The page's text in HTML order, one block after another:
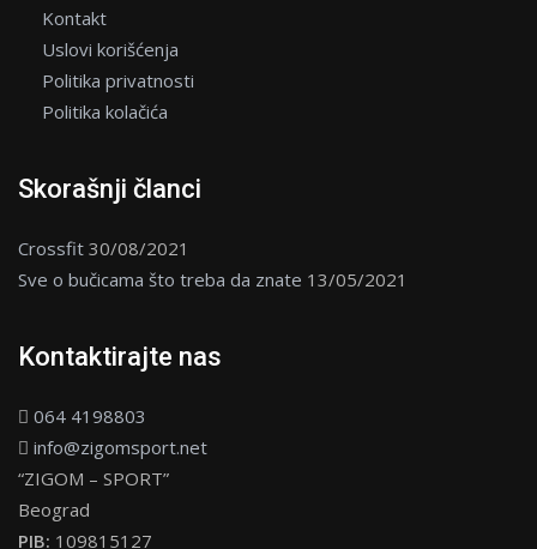
Kontakt
Uslovi korišćenja
Politika privatnosti
Politika kolačića
Skorašnji članci
Crossfit 30/08/2021
Sve o bučicama što treba da znate 13/05/2021
Kontaktirajte nas
064 4198803
info@zigomsport.net
“ZIGOM – SPORT”
Beograd
PIB: 109815127